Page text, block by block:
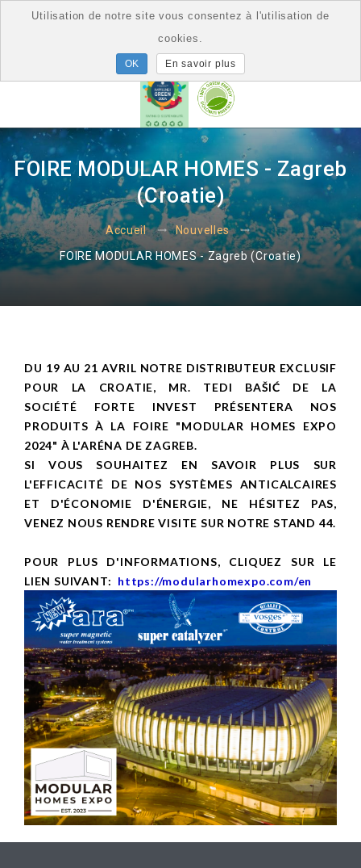
FOIRE MODULAR HOMES - Zagreb
(Croatie)
Accueil Nouvelles
FOIRE MODULAR HOMES - Zagreb (Croatie)
DU 19 AU 21 AVRIL NOTRE DISTRIBUTEUR EXCLUSIF
POUR LA CROATIE, MR. TEDI BAŠIĆ DE LA
SOCIÉTÉ FORTE INVEST PRÉSENTERA NOS
PRODUITS À LA FOIRE "MODULAR HOMES EXPO
2024" À L'ARÉNA DE ZAGREB.
SI VOUS SOUHAITEZ EN SAVOIR PLUS SUR
L'EFFICACITÉ DE NOS SYSTÈMES ANTICALCAIRES
ET D'ÉCONOMIE D'ÉNERGIE, NE HÉSITEZ PAS,
VENEZ NOUS RENDRE VISITE SUR NOTRE STAND 44.
POUR PLUS D'INFORMATIONS, CLIQUEZ SUR LE
LIEN SUIVANT: https://modularhomexpo.com/en
Utilisation de notre site vous consentez à l'utilisation de
cookies.
En savoir plus